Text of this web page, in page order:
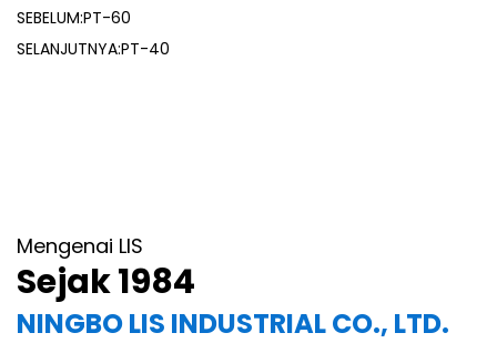
SEBELUM:PT-60
SELANJUTNYA:PT-40
Mengenai LIS
Sejak 1984
NINGBO LIS INDUSTRIAL CO., LTD.